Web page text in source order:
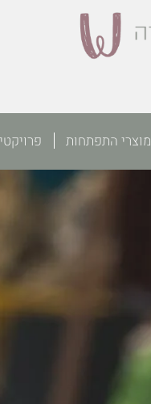
מוצרי התפתחות